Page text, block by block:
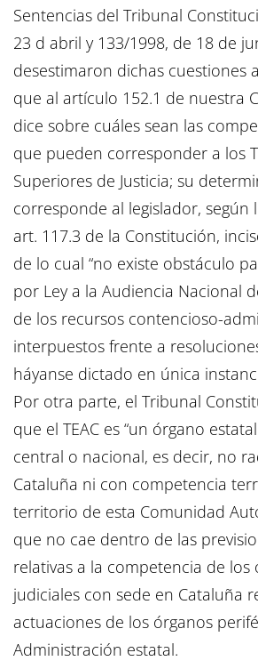
Sentencias del Tribunal
23 d abril y 133/1998, de 18 de
desestimaron dichas cuestiones
que al artículo 152.1 de nuestra
dice sobre cuáles sean las
que pueden corresponder a los
Superiores de Justicia; su
corresponde al legislador, según
art. 117.3 de la Constitución,
de lo cual “no existe obstáculo
por Ley a la Audiencia Nacional
de los recursos contencioso-
interpuestos frente a
háyanse dictado en única
Por otra parte, el Tribunal
que el TEAC es “un órgano
central o nacional, es decir, no
Cataluña ni con competencia
territorio de esta Comunidad
que no cae dentro de las
relativas a la competencia de los
judiciales con sede en Cataluña
actuaciones de los órganos
Administración estatal.